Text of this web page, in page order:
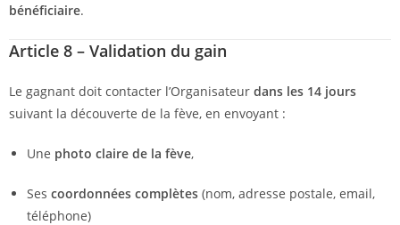
bénéficiaire.
Article 8 – Validation du gain
Le gagnant doit contacter l’Organisateur dans les 14 jours
suivant la découverte de la fève, en envoyant :
Une photo claire de la fève,
Ses coordonnées complètes (nom, adresse postale, email,
téléphone)